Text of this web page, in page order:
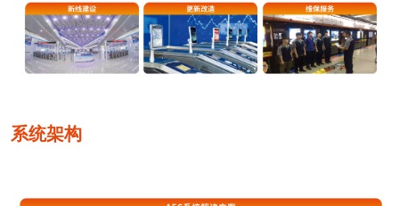
系统架构